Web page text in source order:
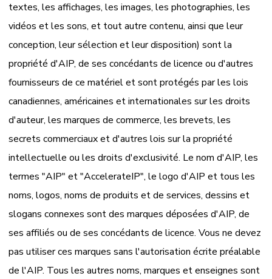
textes, les affichages, les images, les photographies, les
vidéos et les sons, et tout autre contenu, ainsi que leur
conception, leur sélection et leur disposition) sont la
propriété d'AIP, de ses concédants de licence ou d'autres
fournisseurs de ce matériel et sont protégés par les lois
canadiennes, américaines et internationales sur les droits
d'auteur, les marques de commerce, les brevets, les
secrets commerciaux et d'autres lois sur la propriété
intellectuelle ou les droits d'exclusivité. Le nom d'AIP, les
termes "AIP" et "AccelerateIP", le logo d'AIP et tous les
noms, logos, noms de produits et de services, dessins et
slogans connexes sont des marques déposées d'AIP, de
ses affiliés ou de ses concédants de licence. Vous ne devez
pas utiliser ces marques sans l'autorisation écrite préalable
de l'AIP. Tous les autres noms, marques et enseignes sont